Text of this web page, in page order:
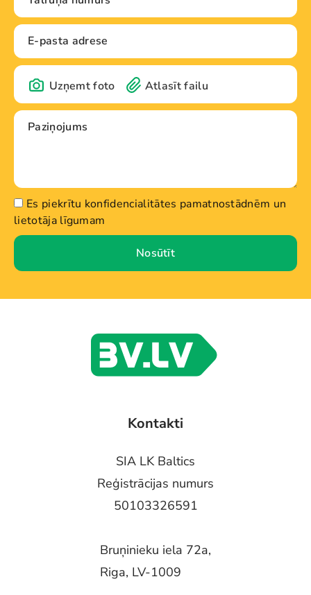
Uzņemt foto Atlasīt failu
Es piekrītu konfidencialitātes pamatnostādnēm un
lietotāja līgumam
Nosūtīt
Kontakti
SIA LK Baltics
Reģistrācijas numurs
50103326591
Bruņinieku iela 72a,
Riga, LV-1009